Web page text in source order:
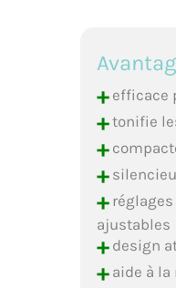
+efficace
+tonifie
+
+
+réglages
ajustables
+design
+aide à la